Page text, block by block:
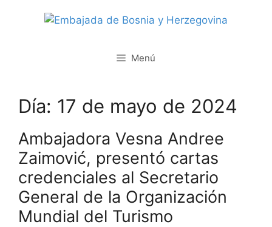
Menú
Día: 17 de mayo de 2024
Ambajadora Vesna Andree
Zaimović, presentó cartas
credenciales al Secretario
General de la Organización
Mundial del Turismo